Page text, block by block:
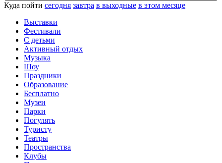
Куда пойти сегодня завтра в выходные в этом месяце
Выставки
Фестивали
С детьми
Активный отдых
Музыка
Шоу
Праздники
Образование
Бесплатно
Музеи
Парки
Погулять
Туристу
Театры
Пространства
Клубы